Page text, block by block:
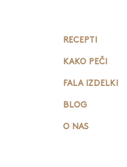
RECEPTI
KAKO PEČI
FALA IZDELKI
BLOG
O NAS